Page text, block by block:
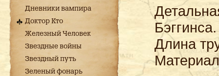
Дневники вампира
Доктор Кто
Железный Человек
Звездные войны
Звездный путь
Зеленый фонарь
Бэггинса.
Длина